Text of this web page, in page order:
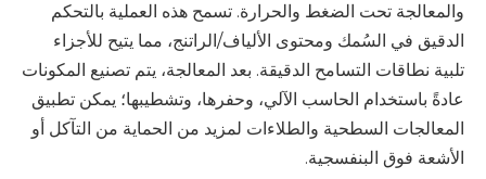
والمعالجة تحت الضغط والحرارة. تسمح هذه العملية بالتحكم
الدقيق في السُمك ومحتوى الألياف/الراتنج، مما يتيح للأجزاء
تلبية نطاقات التسامح الدقيقة. بعد المعالجة، يتم تصنيع المكونات
عادةً باستخدام الحاسب الآلي، وحفرها، وتشطيبها؛ يمكن تطبيق
المعالجات السطحية والطلاءات لمزيد من الحماية من التآكل أو
الأشعة فوق البنفسجية.